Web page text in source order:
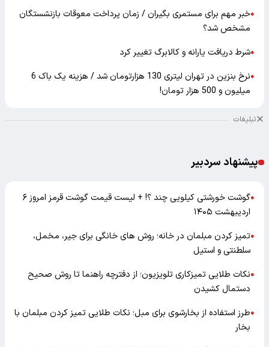
●خبر مهم برای مستمری بگیران / زمان پرداخت معوقات بازنشستگان
مشخص شد؟
●شرط دریافت یارانه و کالابرگ تغییر کرد
●
نرخ بنزین در تهران لیتری 130 هزارتومان شد / هزینه یک باک 6
میلیون و 500 هزار تومان!
تبلیغات
پیشنهاد سردبیر
●
گوشت خورشتی کیلویی چند ؟! + لیست قیمت گوشت قرمز امروز ۶
اردیبهشت ۱۴۰۵
●تمیز کردن مبلمان در خانه؛ روش های خانگی برای جیر، مخمل،
سلطنتی و استیل
●نکات طلایی تمیزکاری تلویزیون؛ از دفترچه راهنما تا روش صحیح
دستمال کشیدن
●طرز استفاده از بخارشوی برای مبل؛ نکات طلایی تمیز کردن مبلمان با
بخار